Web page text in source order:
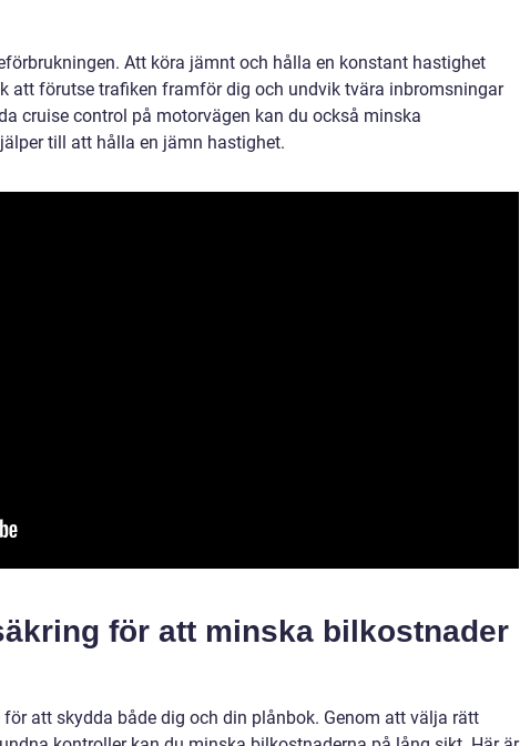
Att köra jämnt och hålla en konstant hastighet
att förutse trafiken framför dig och undvik tvära inbromsningar
cruise control på motorvägen kan du också minska
till att hålla en jämn hastighet.
för att minska bilkostnader
att skydda både dig och din plånbok. Genom att välja rätt